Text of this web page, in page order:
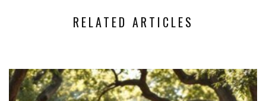
RELATED ARTICLES